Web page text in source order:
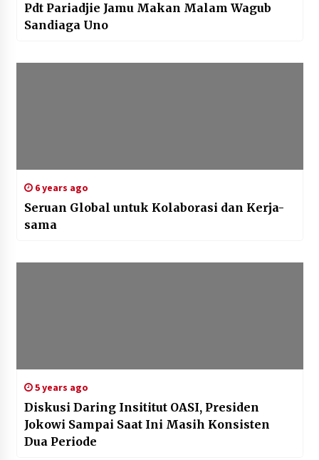
Pdt Pariadjie Jamu Makan Malam Wagub
Sandiaga Uno
6 years ago
Seruan Global untuk Kolaborasi dan Kerja-
sama
5 years ago
Diskusi Daring Insititut OASI, Presiden
Jokowi Sampai Saat Ini Masih Konsisten
Dua Periode